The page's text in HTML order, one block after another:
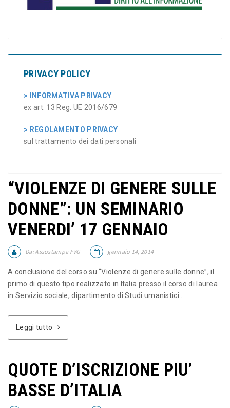
PRIVACY POLICY
> INFORMATIVA PRIVACY
ex art. 13 Reg. UE 2016/679
> REGOLAMENTO PRIVACY
sul trattamento dei dati personali
“VIOLENZE DI GENERE SULLE
DONNE”: UN SEMINARIO
VENERDI’ 17 GENNAIO
Da:Assostampa FVG gennaio 14, 2014
A conclusione del corso su “Violenze di genere sulle donne”, il
primo di questo tipo realizzato in Italia presso il corso di laurea
in Servizio sociale, dipartimento di Studi umanistici ...
Leggi tutto
QUOTE D’ISCRIZIONE PIU’
BASSE D’ITALIA